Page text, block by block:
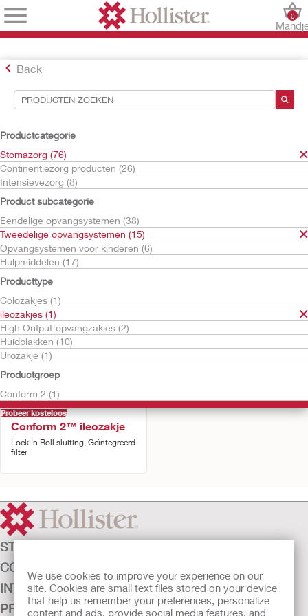
We use cookies to improve your experience on our
site. Cookies are small text files stored on your device
that help us remember your preferences, personalize
content and ads, provide social media features, and
0
Back
Productcategorie
Stomazorg (76)
Continentiezorg producten (26)
Intensievezorg (8)
Product subcategorie
Eendelige opvangsystemen (38)
Tweedelige opvangsystemen (15)
Opvangsystemen voor kinderen (6)
Hulpmiddelen (17)
Producttype
Colozakjes (1)
ileozakjes (1)
High Output-opvangzakjes (2)
Huidplakken (10)
Urozakje (1)
Productgroep
Conform 2 (1)
Hulpmiddelen voor zoekopdrachten
Uw selecties:
Stomazorg
Tweedelige opvangsystemen
ileozakjes
Uw selectie komt overeen met
Sorteren op:
Probeer kosteloos
Conform 2™ ileozakje
Lock 'n Roll sluiting, Geïntegreerd
filter
STOMAZORG
CONTINENTIEZORG
INTENSIEVE ZORG
PRODUCTEN